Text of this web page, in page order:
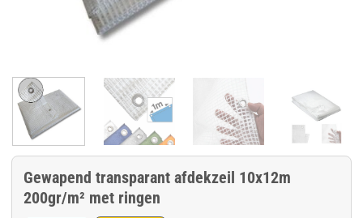
Gewapend transparant afdekzeil 10x12m
200gr/m² met ringen